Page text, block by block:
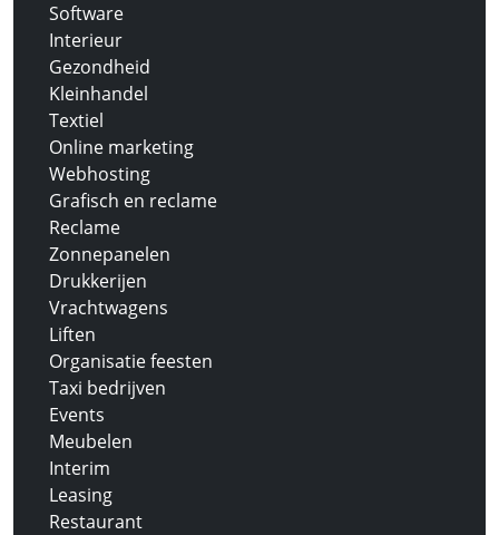
Software
Interieur
Gezondheid
Kleinhandel
Textiel
Online marketing
Webhosting
Grafisch en reclame
Reclame
Zonnepanelen
Drukkerijen
Vrachtwagens
Liften
Organisatie feesten
Taxi bedrijven
Events
Meubelen
Interim
Leasing
Restaurant